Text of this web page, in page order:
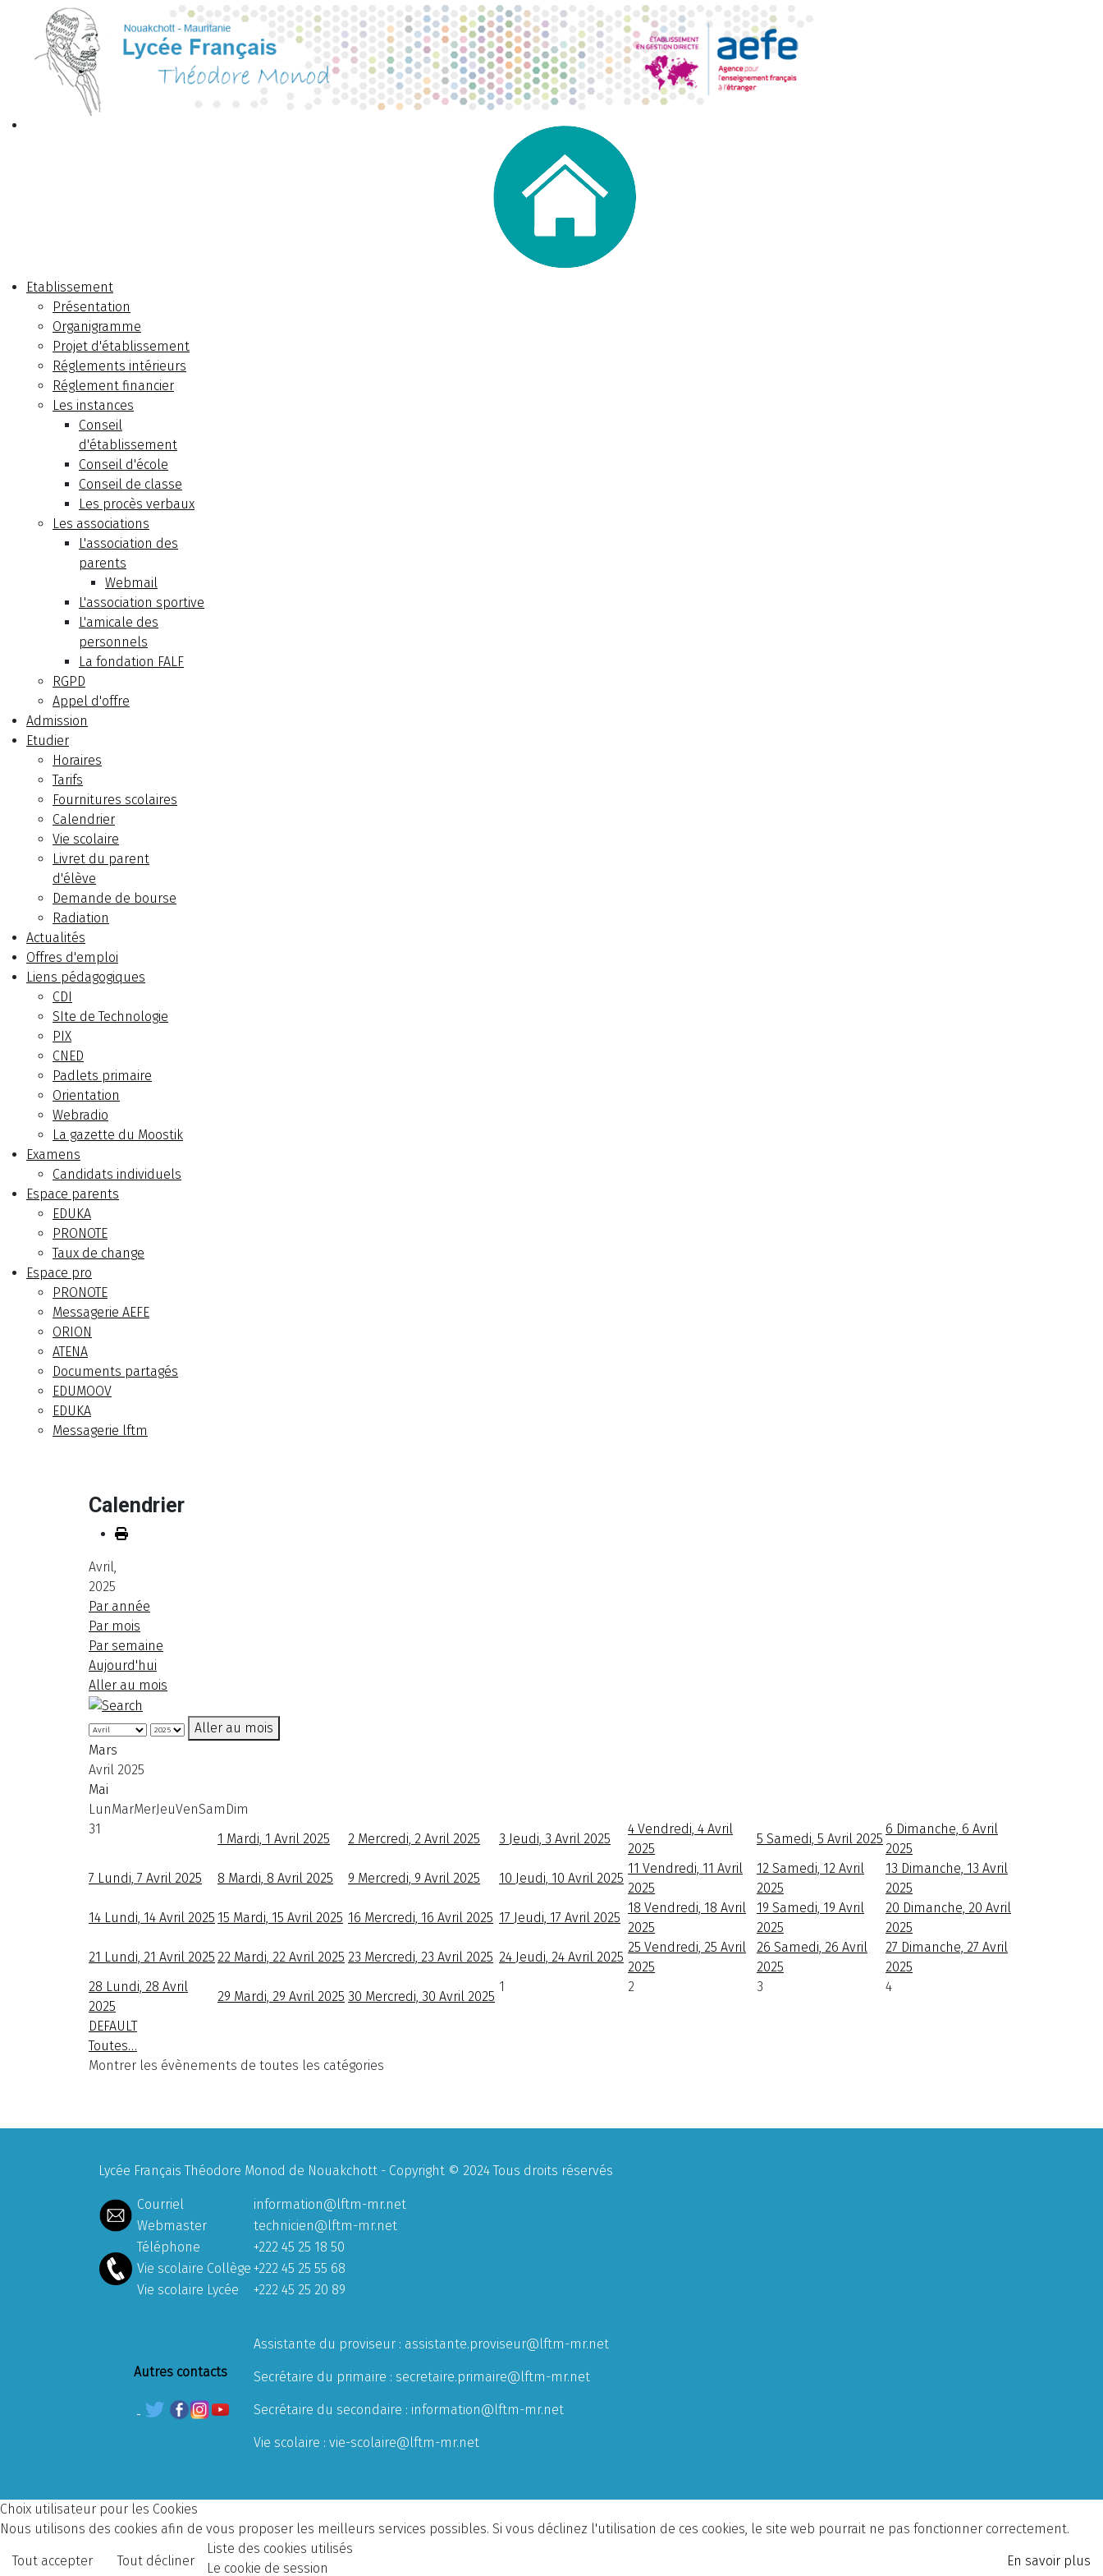
Etablissement
Présentation
Organigramme
Projet d'établissement
Réglements intérieurs
Réglement financier
Les instances
Conseil
d'établissement
Conseil d'école
Conseil de classe
Les procès verbaux
Les associations
L'association des
parents
Webmail
L'association sportive
L'amicale des
personnels
La fondation FALF
RGPD
Appel d'offre
Admission
Etudier
Horaires
Tarifs
Fournitures scolaires
Calendrier
Vie scolaire
Livret du parent
d'élève
Demande de bourse
Radiation
Actualités
Offres d'emploi
Liens pédagogiques
CDI
SIte de Technologie
PIX
CNED
Padlets primaire
Orientation
Webradio
La gazette du Moostik
Examens
Candidats individuels
Espace parents
EDUKA
PRONOTE
Taux de change
Espace pro
PRONOTE
Messagerie AEFE
ORION
ATENA
Documents partagés
EDUMOOV
EDUKA
Messagerie lftm
Calendrier
Avril,
2025
Par année
Par mois
Par semaine
Aujourd'hui
Aller au mois
Aller au mois
Mars
Avril 2025
Mai
LunMarMerJeuVenSam Dim
31
1 Mardi, 1 Avril 2025 2 Mercredi, 2 Avril 2025 3 Jeudi, 3 Avril 2025
4 Vendredi, 4 Avril
2025
5 Samedi, 5 Avril 2025
6 Dimanche, 6 Avril
2025
7 Lundi, 7 Avril 2025 8 Mardi, 8 Avril 2025 9 Mercredi, 9 Avril 2025 10 Jeudi, 10 Avril 2025
11 Vendredi, 11 Avril
2025
12 Samedi, 12 Avril
2025
13 Dimanche, 13 Avril
2025
14 Lundi, 14 Avril 2025 15 Mardi, 15 Avril 2025 16 Mercredi, 16 Avril 2025 17 Jeudi, 17 Avril 2025
18 Vendredi, 18 Avril
2025
19 Samedi, 19 Avril
2025
20 Dimanche, 20 Avril
2025
21 Lundi, 21 Avril 2025 22 Mardi, 22 Avril 2025 23 Mercredi, 23 Avril 2025 24 Jeudi, 24 Avril 2025
25 Vendredi, 25 Avril
2025
26 Samedi, 26 Avril
2025
27 Dimanche, 27 Avril
2025
28 Lundi, 28 Avril
2025
29 Mardi, 29 Avril 2025 30 Mercredi, 30 Avril 2025
1 2 3 4
DEFAULT
Toutes…
Montrer les évènements de toutes les catégories
Lycée Français Théodore Monod de Nouakchott - Copyright © 2024 Tous droits réservés
Courriel
information@lftm-mr.net
Webmaster
technicien@lftm-mr.net
Téléphone
+222 45 25 18 50
Vie scolaire Collège +222 45 25 55 68
Vie scolaire Lycée
+222 45 25 20 89
Autres contacts
Assistante du proviseur : assistante.proviseur@lftm-mr.net
Secrétaire du primaire : secretaire.primaire@lftm-mr.net
Secrétaire du secondaire : information@lftm-mr.net
Vie scolaire : vie-scolaire@lftm-mr.net
Choix utilisateur pour les Cookies
Nous utilisons des cookies afin de vous proposer les meilleurs services possibles. Si vous déclinez l'utilisation de ces cookies, le site web pourrait ne pas fonctionner correctement.
Tout accepter Tout décliner En savoir plus
Liste des cookies utilisés
Le cookie de session